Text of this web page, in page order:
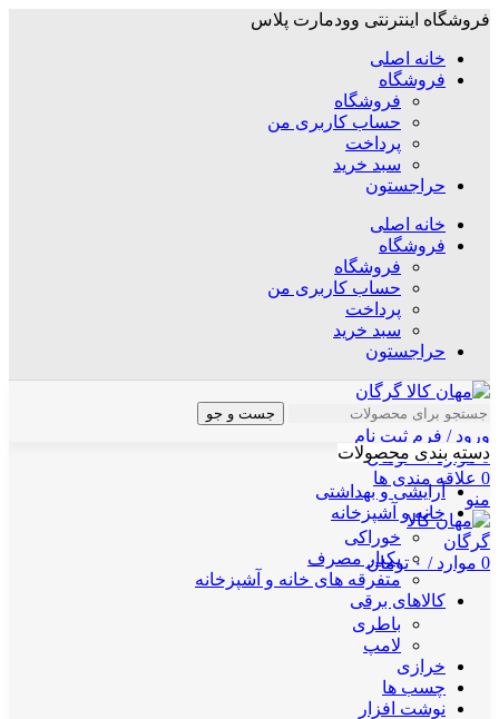
فروشگاه اینترنتی وودمارت پلاس
خانه اصلی
فروشگاه
فروشگاه
حساب کاربری من
پرداخت
سبد خرید
حراجستون
خانه اصلی
فروشگاه
فروشگاه
حساب کاربری من
پرداخت
سبد خرید
حراجستون
جست و جو
ورود / فرم ثبت نام
0 موارد / ۰ تومان
0 علاقه مندی ها
منو
0 موارد / ۰ تومان
دسته بندی محصولات
آرایشی و بهداشتی
خانه و آشپزخانه
خوراکی
یکبار مصرف
متفرقه های خانه و آشپزخانه
کالاهای برقی
باطری
لامپ
خرازی
چسب ها
نوشت افزار